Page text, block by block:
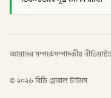
আমাদের সম্পর্কেসম্পাদকীয় নীতি
©২০২৬ বিডি গ্লোবাল টাইমস